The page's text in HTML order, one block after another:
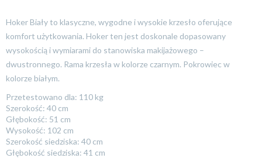
Hoker Biały to klasyczne, wygodne i wysokie krzesło oferujące
komfort użytkowania. Hoker ten jest doskonale dopasowany
wysokością i wymiarami do stanowiska makijażowego –
dwustronnego. Rama krzesła w kolorze czarnym. Pokrowiec w
kolorze białym.
Przetestowano dla: 110 kg
Szerokość: 40 cm
Głębokość: 51 cm
Wysokość: 102 cm
Szerokość siedziska: 40 cm
Głębokość siedziska: 41 cm